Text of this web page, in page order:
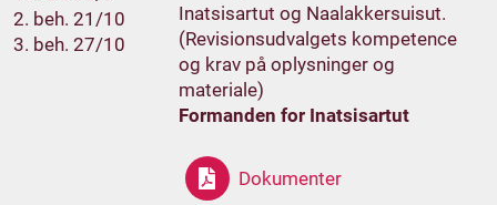
2. beh. 21/10
3. beh. 27/10
Inatsisartut og Naalakkersuisut.
(Revisionsudvalgets kompetence
og krav på oplysninger og
materiale)
Formanden for Inatsisartut
Dokumenter